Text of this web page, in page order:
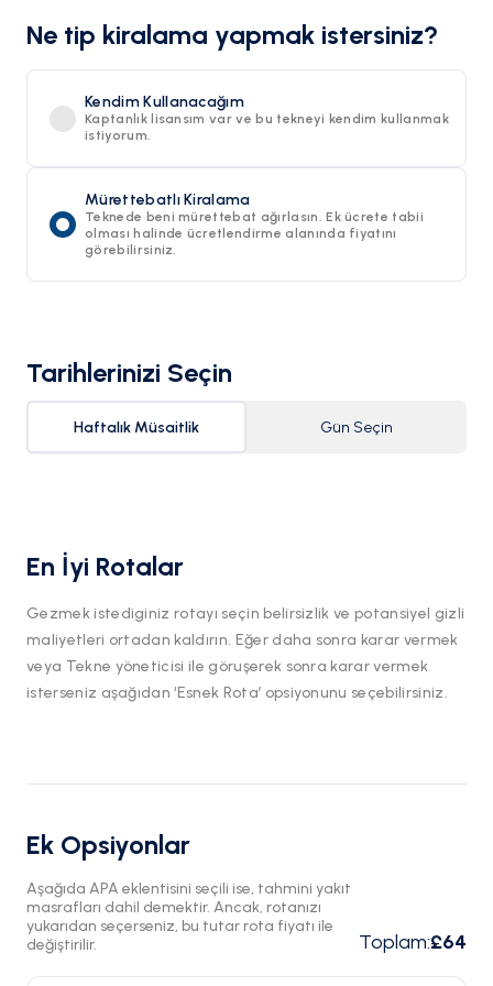
Ne tip kiralama yapmak istersiniz?
Kendim Kullanacağım
Kaptanlık lisansım var ve bu tekneyi kendim kullanmak
istiyorum.
Mürettebatlı Kiralama
Teknede beni mürettebat ağırlasın. Ek ücrete tabii
olması halinde ücretlendirme alanında fiyatını
görebilirsiniz.
Tarihlerinizi Seçin
Haftalık Müsaitlik Gün Seçin
En İyi Rotalar
Gezmek istediginiz rotayı seçin belirsizlik ve potansiyel gizli
maliyetleri ortadan kaldırın. Eğer daha sonra karar vermek
veya Tekne yöneticisi ile göruşerek sonra karar vermek
isterseniz aşağıdan ‘Esnek Rota’ opsiyonunu seçebilirsiniz.
Ek Opsiyonlar
Aşağıda APA eklentisini seçili ise, tahmini yakıt
masrafları dahil demektir. Ancak, rotanızı
yukarıdan seçerseniz, bu tutar rota fiyatı ile
değiştirilir.
Toplam:£64